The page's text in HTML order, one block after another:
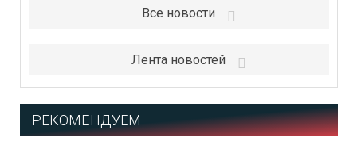
Все новости
Лента новостей
РЕКОМЕНДУЕМ